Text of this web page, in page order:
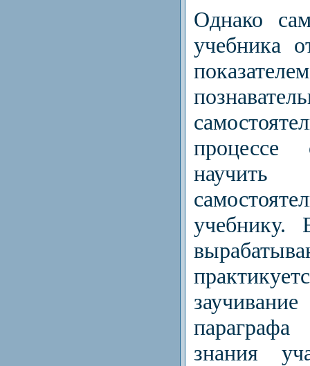
Однако
учебника
процессе
учебнику.
знания